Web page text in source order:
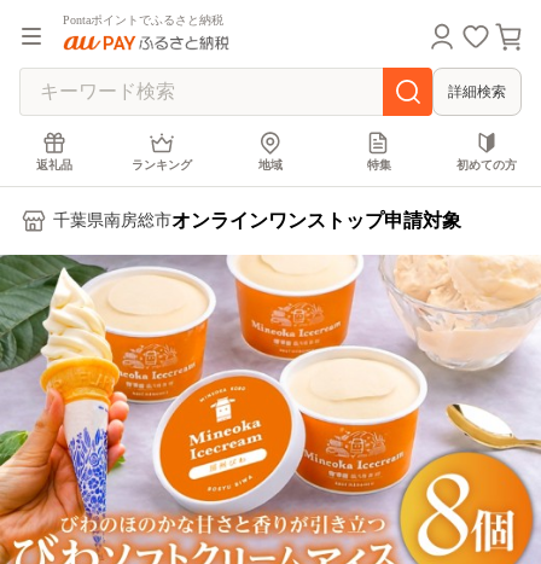
Pontaポイントでふるさと納税
詳細検索
返礼品 ランキング 地域 特集 初めての方
千葉県南房総市オンラインワンストップ申請対象